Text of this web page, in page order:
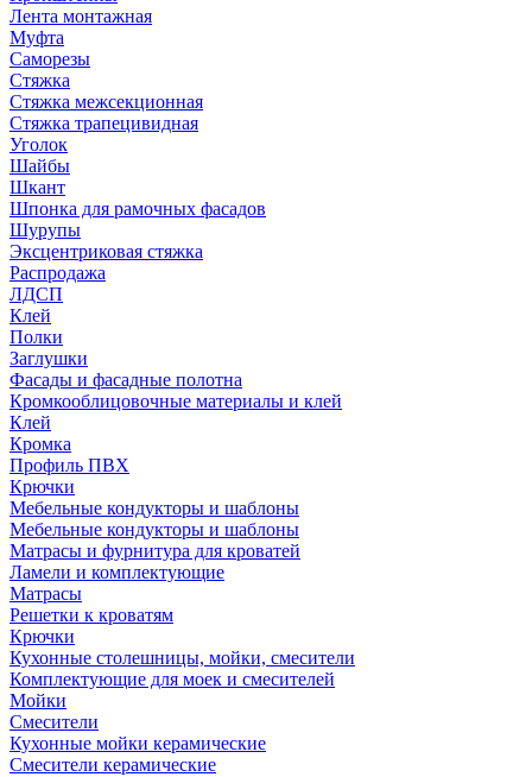
Лента монтажная
Муфта
Саморезы
Стяжка
Стяжка межсекционная
Стяжка трапецивидная
Уголок
Шайбы
Шкант
Шпонка для рамочных фасадов
Шурупы
Эксцентриковая стяжка
Распродажа
ЛДСП
Клей
Полки
Заглушки
Фасады и фасадные полотна
Кромкооблицовочные материалы и клей
Клей
Кромка
Профиль ПВХ
Крючки
Мебельные кондукторы и шаблоны
Мебельные кондукторы и шаблоны
Матрасы и фурнитура для кроватей
Ламели и комплектующие
Матрасы
Решетки к кроватям
Крючки
Кухонные столешницы, мойки, смесители
Комплектующие для моек и смесителей
Мойки
Смесители
Кухонные мойки керамические
Смесители керамические